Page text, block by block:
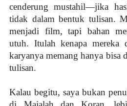
cenderung mustahil—jika
tidak dalam bentuk tulisan.
menjadi film, tapi bahan
utuh. Itulah kenapa mereka
karyanya memang hanya bisa
tulisan.
Kalau begitu, saya bukan